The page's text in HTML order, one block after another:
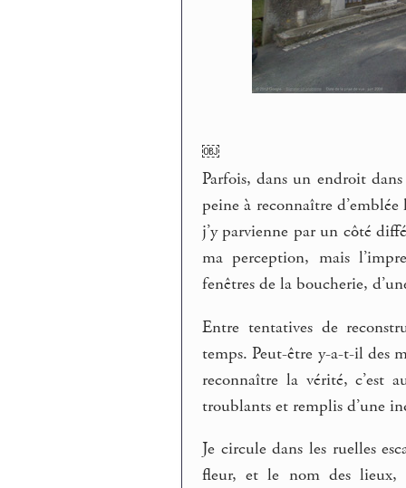
￼
Parfois, dans un endroit
peine à reconnaître
j’y parvienne par un côté
ma perception, mais
fenêtres de la boucherie,
Entre tentatives de
temps. Peut-être y-a-t-il des
reconnaître la vérité, c’est
troublants et remplis d’une
Je circule dans les ruelles
fleur, et le nom des lieux,